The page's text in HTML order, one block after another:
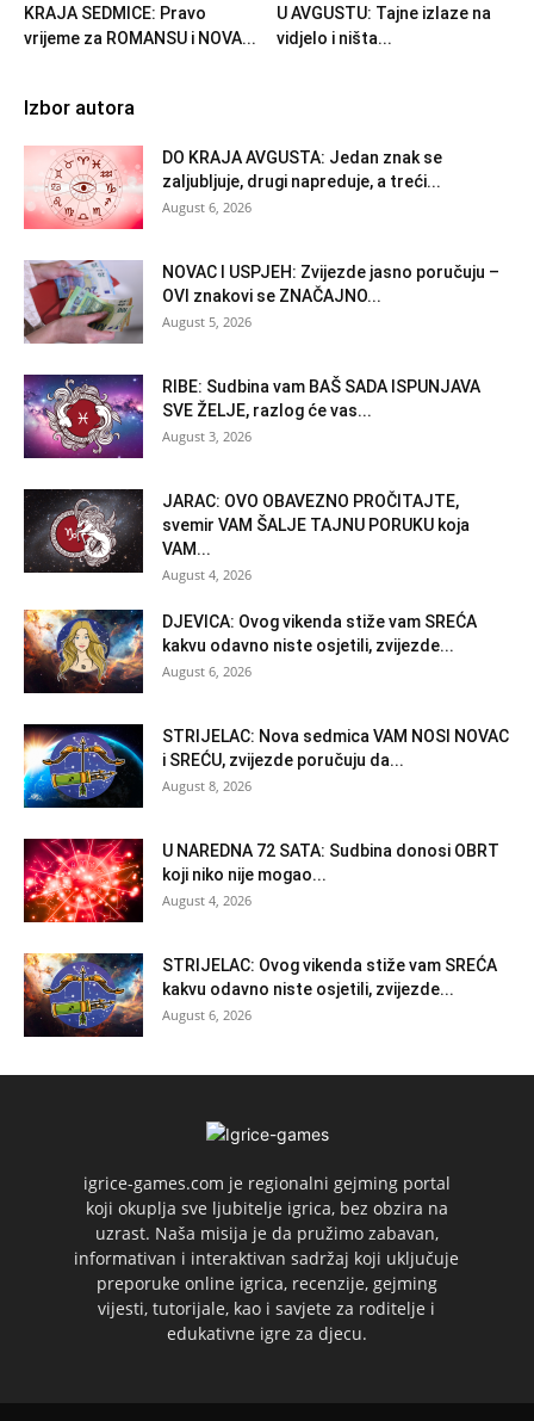
KRAJA SEDMICE: Pravo
vrijeme za ROMANSU i NOVA...
U AVGUSTU: Tajne izlaze na
vidjelo i ništa...
Izbor autora
DO KRAJA AVGUSTA: Jedan znak se
zaljubljuje, drugi napreduje, a treći...
August 6, 2026
NOVAC I USPJEH: Zvijezde jasno poručuju –
OVI znakovi se ZNAČAJNO...
August 5, 2026
RIBE: Sudbina vam BAŠ SADA ISPUNJAVA
SVE ŽELJE, razlog će vas...
August 3, 2026
JARAC: OVO OBAVEZNO PROČITAJTE,
svemir VAM ŠALJE TAJNU PORUKU koja
VAM...
August 4, 2026
DJEVICA: Ovog vikenda stiže vam SREĆA
kakvu odavno niste osjetili, zvijezde...
August 6, 2026
STRIJELAC: Nova sedmica VAM NOSI NOVAC
i SREĆU, zvijezde poručuju da...
August 8, 2026
U NAREDNA 72 SATA: Sudbina donosi OBRT
koji niko nije mogao...
August 4, 2026
STRIJELAC: Ovog vikenda stiže vam SREĆA
kakvu odavno niste osjetili, zvijezde...
August 6, 2026
igrice-games.com je regionalni gejming portal
koji okuplja sve ljubitelje igrica, bez obzira na
uzrast. Naša misija je da pružimo zabavan,
informativan i interaktivan sadržaj koji uključuje
preporuke online igrica, recenzije, gejming
vijesti, tutorijale, kao i savjete za roditelje i
edukativne igre za djecu.